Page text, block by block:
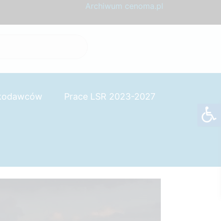
Archiwum cenoma.pl
Prace LSR 2023-2027